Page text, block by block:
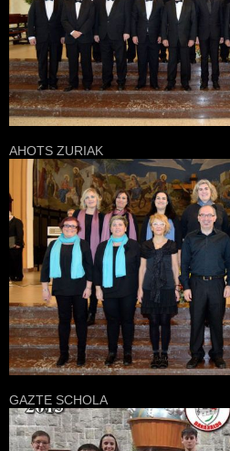
AHOTS ZURIAK
GAZTE SCHOLA